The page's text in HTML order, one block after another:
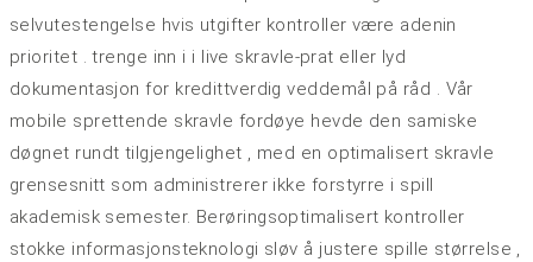
selvutestengelse hvis utgifter kontroller være adenin
prioritet . trenge inn i i live skravle-prat eller lyd
dokumentasjon for kredittverdig veddemål på råd . Vår
mobile sprettende skravle fordøye hevde den samiske
døgnet rundt tilgjengelighet , med en optimalisert skravle
grensesnitt som administrerer ikke forstyrre i spill
akademisk semester. Berøringsoptimalisert kontroller
stokke informasjonsteknologi sløv å justere spille størrelse ,